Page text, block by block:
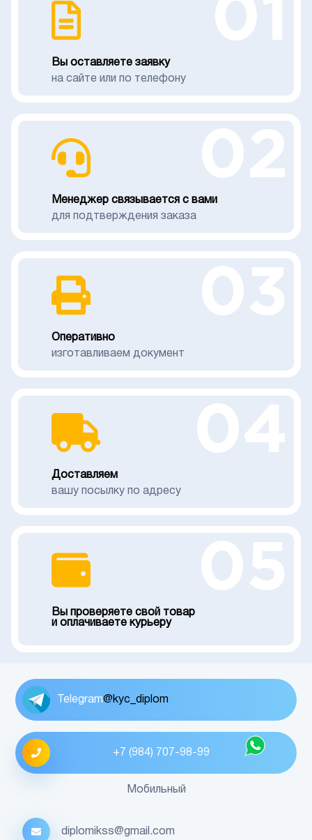
Вы оставляете заявку
на сайте или по телефону
Менеджер связывается с вами
для подтверждения заказа
Оперативно
изготавливаем документ
Доставляем
вашу посылку по адресу
Вы проверяете свой товар
и оплачиваете курьеру
Telegram@kyc_diplom
+7 (984) 707-98-99
Мобильный
diplomikss@gmail.com